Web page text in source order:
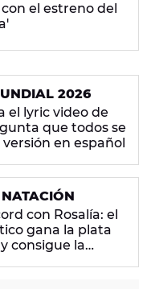
el estreno del
2026
el lyric video de
que todos se
en español
con Rosalía: el
gana la plata
consigue la